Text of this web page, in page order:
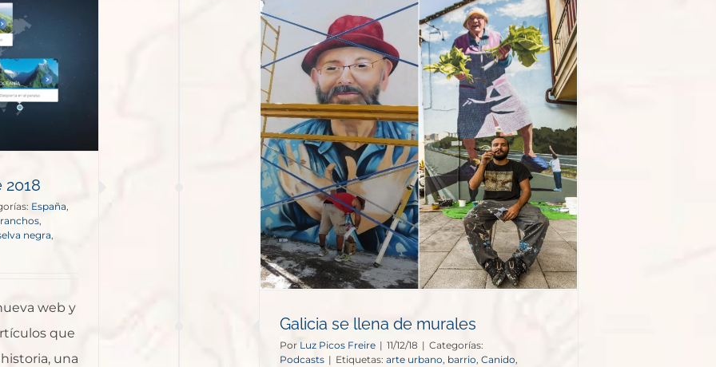
España
negra,
web y
que
una
Galicia se llena de murales
Por Luz Picos Freire | 11/12/18 | Categorías:
Podcasts | Etiquetas: arte urbano, barrio, Canido,